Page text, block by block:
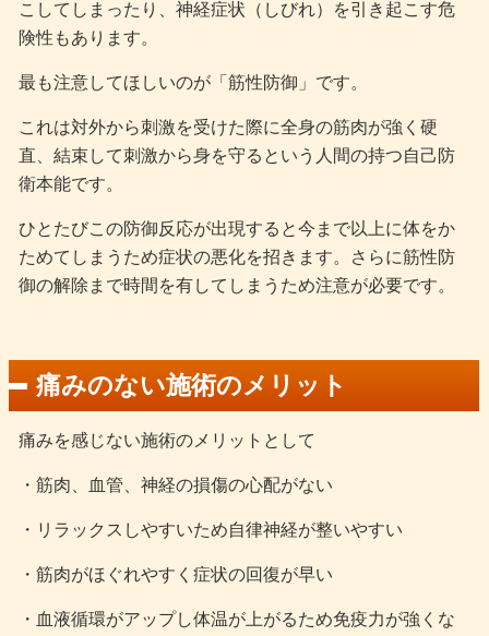
こしてしまったり、神経症状（しびれ）を引き起こす危
険性もあります。
最も注意してほしいのが「筋性防御」です。
これは対外から刺激を受けた際に全身の筋肉が強く硬
直、結束して刺激から身を守るという人間の持つ自己防
衛本能です。
ひとたびこの防御反応が出現すると今まで以上に体をか
ためてしまうため症状の悪化を招きます。さらに筋性防
御の解除まで時間を有してしまうため注意が必要です。
痛みのない施術のメリット
痛みを感じない施術のメリットとして
・筋肉、血管、神経の損傷の心配がない
・リラックスしやすいため自律神経が整いやすい
・筋肉がほぐれやすく症状の回復が早い
・血液循環がアップし体温が上がるため免疫力が強くな